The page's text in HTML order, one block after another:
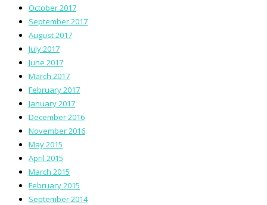
October 2017
September 2017
August 2017
July 2017
June 2017
March 2017
February 2017
January 2017
December 2016
November 2016
May 2015
April 2015
March 2015
February 2015
September 2014